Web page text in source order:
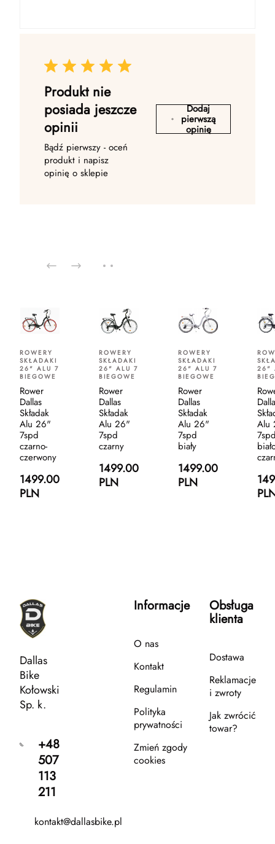
Produkt nie
posiada jeszcze
opinii
Bądź pierwszy - oceń
produkt i napisz
opinię o sklepie
Dodaj
pierwszą
opinię
ROWERY
SKŁADAKI
26" ALU 7
BIEGOWE
Rower
Dallas
Składak
Alu 26"
7spd
czarno-
czerwony
1499.00
PLN
ROWERY
SKŁADAKI
26" ALU 7
BIEGOWE
Rower
Dallas
Składak
Alu 26"
7spd
czarny
1499.00
PLN
ROWERY
SKŁADAKI
26" ALU 7
BIEGOWE
Rower
Dallas
Składak
Alu 26"
7spd
biały
1499.00
PLN
26"
Alu
Dallas
Bike
Kołowski
Sp. k.
+48
507
113
211
kontakt@dallasbike.pl
Informacje
O nas
Kontakt
Regulamin
Polityka
prywatności
Zmień zgody
cookies
Obsługa
klienta
Dostawa
Reklamacje
i zwroty
Jak zwrócić
towar?